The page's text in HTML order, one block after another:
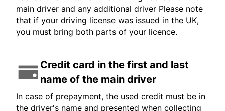
main driver and any additional driver Please note
that if your driving license was issued in the UK,
you must bring both parts of your licence.
Credit card in the first and last
name of the main driver
In case of prepayment, the used credit must be in
the driver's name and presented when collecting